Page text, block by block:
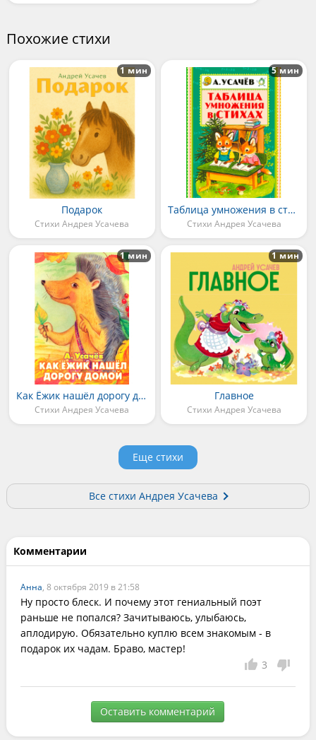
Похожие стихи
Подарок
Стихи Андрея Усачева
1 мин
Таблица умножения в стихах
Стихи Андрея Усачева
5 мин
Как Ёжик нашёл дорогу домой
Стихи Андрея Усачева
1 мин
Главное
Стихи Андрея Усачева
1 мин
Еще стихи
Все стихи Андрея Усачева
Комментарии
Анна, 8 октября 2019 в 21:58
Ну просто блеск. И почему этот гениальный поэт
раньше не попался? Зачитываюсь, улыбаюсь,
аплодирую. Обязательно куплю всем знакомым - в
подарок их чадам. Браво, мастер!
3
Оставить комментарий